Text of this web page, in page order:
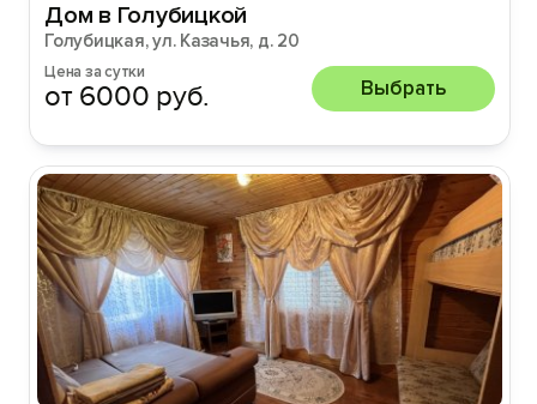
Дом в Голубицкой
Голубицкая, ул. Казачья, д. 20
Цена за сутки
от 6000 руб. Выбрать